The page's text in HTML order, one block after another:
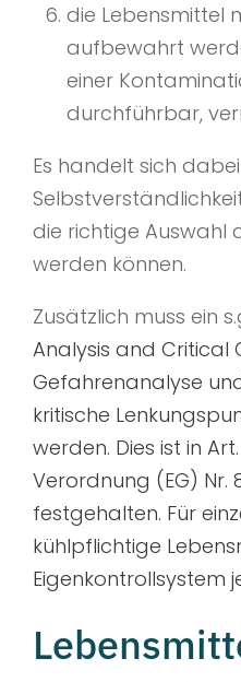
die Lebensmittel
aufbewahrt
einer
durchführbar,
Es handelt sich
die richtige Auswahl
werden können.
Zusätzlich muss ein
Analysis and Critical
Gefahrenanalyse
kritische
werden. Dies ist in
Verordnung (EG) Nr.
festgehalten. Für
kühlpflichtige
Eigenkontrollsystem